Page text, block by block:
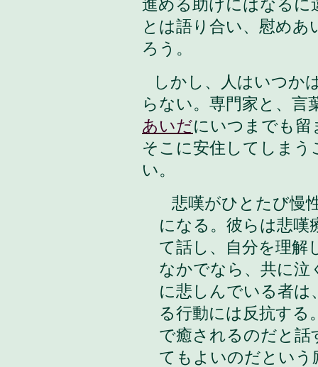
進める助けにはなるに
とは語り合い、慰め
ろう。
しかし、人はいつか
らない。専門家と、言
あいだにいつまでも
そこに安住してしまう
い。
悲嘆がひとたび慢
になる。彼らは悲嘆
て話し、自分を理解
なかでなら、共に泣
に悲しんでいる者は
る行動には反抗する
で癒されるのだと話
てもよいのだという